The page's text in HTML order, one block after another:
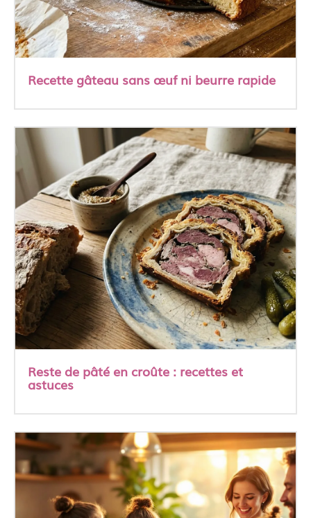
Recette gâteau sans œuf ni beurre rapide
Reste de pâté en croûte : recettes et
astuces